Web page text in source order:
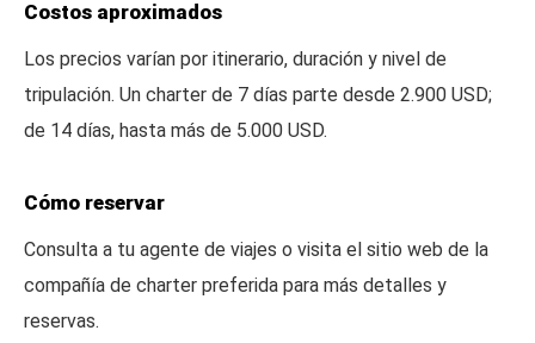
Costos aproximados
Los precios varían por itinerario, duración y nivel de
tripulación. Un charter de 7 días parte desde 2.900 USD;
de 14 días, hasta más de 5.000 USD.
Cómo reservar
Consulta a tu agente de viajes o visita el sitio web de la
compañía de charter preferida para más detalles y
reservas.